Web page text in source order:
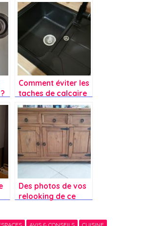
Comment éviter les
taches de calcaire
sur un évier en grès
noir ?
Des photos de vos
relooking de ce